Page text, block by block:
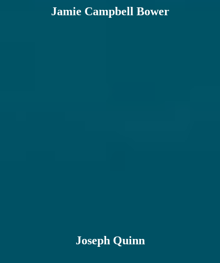
Jamie Campbell Bower
Joseph Quinn